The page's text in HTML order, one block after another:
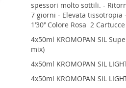
spessori molto sottili. -
7 giorni - Elevata tissotropia
1’30’’ Colore Rosa 2
4x50ml KROMOPAN SIL
mix)
4x50ml KROMOPAN SIL
4x50ml KROMOPAN SIL